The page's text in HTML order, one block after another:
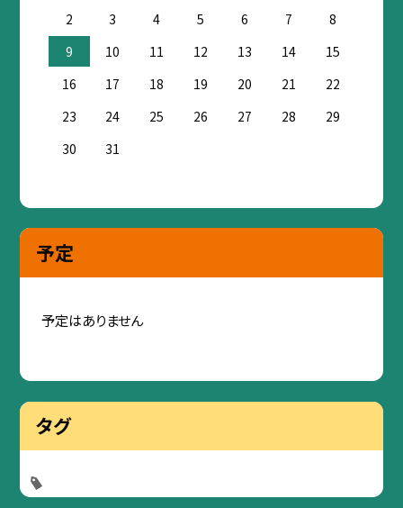
2
3 4 5 6 7
8
9
10 11 12 13 14
15
16
17 18 19 20 21
22
23
24 25 26 27 28
29
30
31
予定
予定はありません
タグ